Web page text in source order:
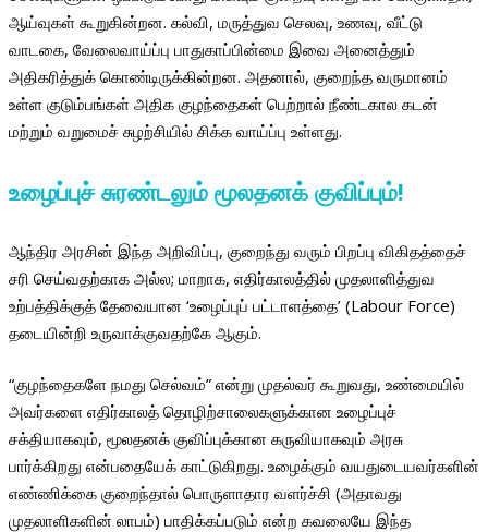
ஆய்வுகள் கூறுகின்றன. கல்வி, மருத்துவ செலவு‌, உணவு, வீட்டு
வாடகை, வேலைவாய்ப்பு பாதுகாப்பின்மை இவை அனைத்தும்
அதிகரித்துக் கொண்டிருக்கின்றன. அதனால், குறைந்த வருமானம்
உள்ள குடும்பங்கள் அதிக குழந்தைகள் பெற்றால் நீண்டகால கடன்
மற்றும் வறுமைச் சுழற்சியில் சிக்க வாய்ப்பு உள்ளது.
உழைப்புச் சுரண்டலும் மூலதனக் குவிப்பும்!
ஆந்திர அரசின் இந்த அறிவிப்பு, குறைந்து வரும் பிறப்பு விகிதத்தைச்
சரி செய்வதற்காக அல்ல; மாறாக, எதிர்காலத்தில் முதலாளித்துவ
உற்பத்திக்குத் தேவையான ‘உழைப்புப் பட்டாளத்தை’ (Labour Force)
தடையின்றி உருவாக்குவதற்கே ஆகும்.
“குழந்தைகளே நமது செல்வம்” என்று முதல்வர் கூறுவது, உண்மையில்
அவர்களை எதிர்காலத் தொழிற்சாலைகளுக்கான உழைப்புச்
சக்தியாகவும், மூலதனக் குவிப்புக்கான கருவியாகவும் அரசு
பார்க்கிறது என்பதையேக் காட்டுகிறது. உழைக்கும் வயதுடையவர்களின்
எண்ணிக்கை குறைந்தால் பொருளாதார வளர்ச்சி (அதாவது
முதலாளிகளின் லாபம்) பாதிக்கப்படும் என்ற கவலையே இந்த